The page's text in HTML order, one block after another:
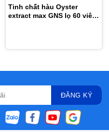
Tinh chất hàu Oyster
extract max GNS lọ 60 viên